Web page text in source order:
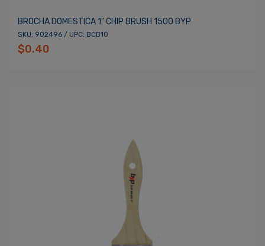
BROCHA DOMESTICA 1" CHIP BRUSH 1500 BYP
SKU: 902496 / UPC: BCB10
$0.40